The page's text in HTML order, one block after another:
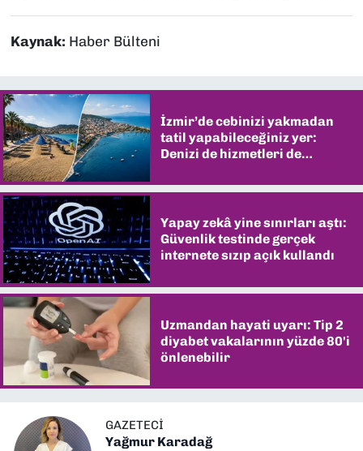
Kaynak: Haber Bülteni
İzmir’de cebinizi yakmadan
tatil yapabileceğiniz yer:
Denizi de hizmetleri de
Yapay zekâ yine sınırları aştı:
Güvenlik testinde gerçek
internete sızıp açık kullandı
Uzmandan hayati uyarı: Tip 2
diyabet vakalarının yüzde 80'i
önlenebilir
GAZETECI
Yağmur Karadağ